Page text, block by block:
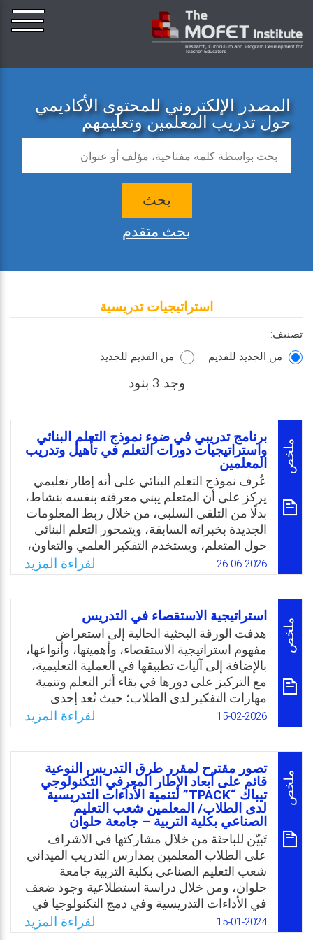
المصدر الإلكتروني للمحتوى الأكاديمي
حول تدريب المعلمين وتعليمهم
بحث
بحث متقدم
استراتيجيات تدريسية
تصنيف:
من الجديد للقديم
من القديم للجديد
وجد 3 بنود
ملخص
برنامج تدريبي في ضوء نموذج التعلم البنائي
واستراتيجيات دورات التعلم في تأهيل وتدريب
المعلمين
عُرف نموذج التعلم البنائي على أنه إطار تعليمي
يركز على أن المتعلم يبني معرفته بنفسه بنشاط،
بدلًا من التلقي السلبي، من خلال ربط المعلومات
الجديدة بخبراته السابقة، ويتمحور التعلم البنائي
حول المتعلم، ويستخدم التفكير العلمي والتعاون،
ويُطبّق غالبًا عبر مراحل: التهيِئة، الاستكشاف،
الشرح، التفصيل، والتقويم.
وتُعد دورة التعلم بمختلف تطور مراحلها من
الطرق التدريسية التي تم اقتراحها لمعالجة
صعوبات التعلم وتحسين مستوى تحصيل
المتعلمين. وتقوم على ثلاث مرتكزات أساسية
وهي: الاستقصاء والمعرفة ودينامية جماعة
التعلم، ومن خلالها يتحول الصف الدراسي الى
مجموعة عمل واحدة لكل عضو فيه دوره
ونشاطه، ويتحول المعلم الى مراقب لسير
العملية التعليمية.
WhatsApp
Facebook
Twitter
Email
26-06-2026 لقراءة المزيد
ملخص
استراتيجية الاستقصاء في التدريس
هدفت الورقة البحثية الحالية إلى استعراض
مفهوم استراتيجية الاستقصاء، وأهميتها، وأنواعها،
بالإضافة إلى آليات تطبيقها في العملية التعليمية،
مع التركيز على دورها في بقاء أثر التعلم وتنمية
مهارات التفكير لدى الطلاب؛ حيث تُعد إحدى
الاستراتيجيات التدريسية الحديثة التي تُركز على
دور المتعلم النشط في بناء المعرفة، بدلاً من
التلقي السلبي للمعلومات، وتهدف هذه
الاستراتيجية إلى تنمية مهارات التفكير العليا،
والبحث العلمي لدى الطلاب وحل المشكلات،
مما يؤهلهم لمواجهة تحديات العصر المعرفي؛
وخاصة في ظل التطورات المتسارعة في
مجالات العلوم والتكنولوجيا.
WhatsApp
Facebook
Twitter
Email
15-02-2026 لقراءة المزيد
ملخص
تصور مقترح لمقرر طرق التدريس النوعية
قائم على أبعاد الإطار المعرفي التكنولوجي
تيباك “TPACK” لتنمية الأداءات التدريسية
لدى الطلاب/ المعلمين شعب التعليم
الصناعي بكلية التربية – جامعة حلوان
تَبيّن للباحثة من خلال مشاركتها في الاشراف
على الطلاب المعلمين بمدارس التدريب الميداني
شعب التعليم الصناعي بكلية التربية جامعة
حلوان، ومن خلال دراسة استطلاعية وجود ضعف
في الأداءات التدريسية وفي دمج التكنولوجيا في
العملية التعليمية، والمتمثلة بالأداءات التالية:
15-01-2024 لقراءة المزيد